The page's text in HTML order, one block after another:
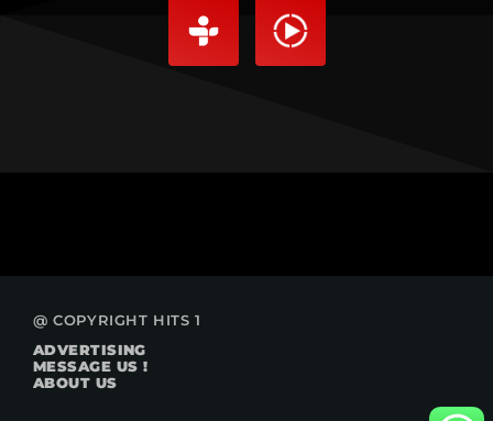
@ COPYRIGHT HITS 1
ADVERTISING
MESSAGE US !
ABOUT US